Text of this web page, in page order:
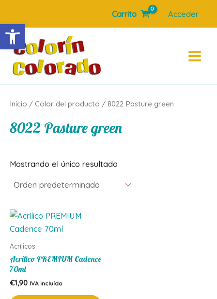
Abrir barra de herramientas
contenido
Carrito Acceder
Main
Menu
Inicio / Color del producto / 8022 Pasture green
8022 Pasture green
Mostrando el único resultado
Acrílicos
Acrílico PREMIUM Cadence
70ml
€1,90 IVA incluído